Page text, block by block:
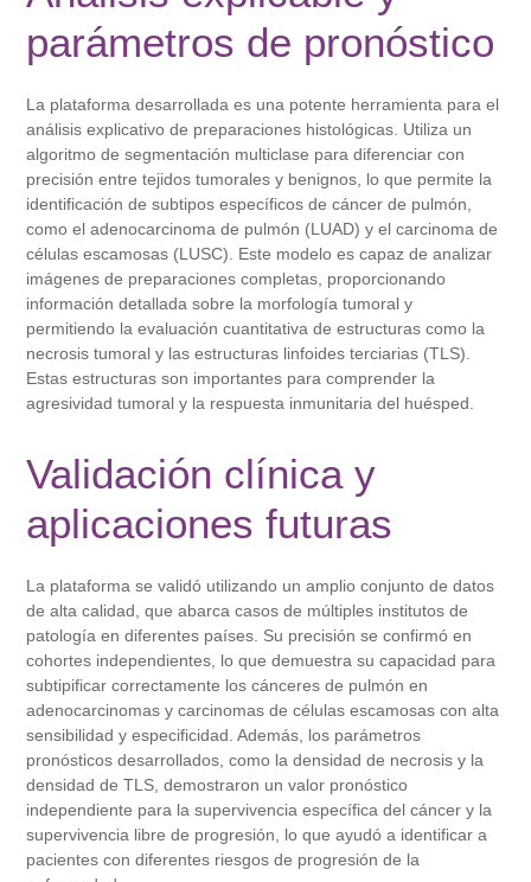
parámetros de pronóstico
La plataforma desarrollada es una potente herramienta para el
análisis explicativo de preparaciones histológicas. Utiliza un
algoritmo de segmentación multiclase para diferenciar con
precisión entre tejidos tumorales y benignos, lo que permite la
identificación de subtipos específicos de cáncer de pulmón,
como el adenocarcinoma de pulmón (LUAD) y el carcinoma de
células escamosas (LUSC). Este modelo es capaz de analizar
imágenes de preparaciones completas, proporcionando
información detallada sobre la morfología tumoral y
permitiendo la evaluación cuantitativa de estructuras como la
necrosis tumoral y las estructuras linfoides terciarias (TLS).
Estas estructuras son importantes para comprender la
agresividad tumoral y la respuesta inmunitaria del huésped.
Validación clínica y
aplicaciones futuras
La plataforma se validó utilizando un amplio conjunto de datos
de alta calidad, que abarca casos de múltiples institutos de
patología en diferentes países. Su precisión se confirmó en
cohortes independientes, lo que demuestra su capacidad para
subtipificar correctamente los cánceres de pulmón en
adenocarcinomas y carcinomas de células escamosas con alta
sensibilidad y especificidad. Además, los parámetros
pronósticos desarrollados, como la densidad de necrosis y la
densidad de TLS, demostraron un valor pronóstico
independiente para la supervivencia específica del cáncer y la
supervivencia libre de progresión, lo que ayudó a identificar a
pacientes con diferentes riesgos de progresión de la